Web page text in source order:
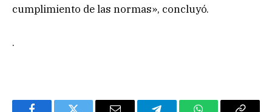
cumplimiento de las normas», concluyó.
.